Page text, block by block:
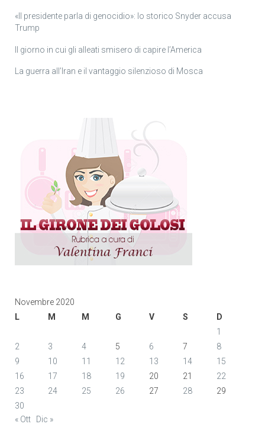
«Il presidente parla di genocidio»: lo storico Snyder accusa
Trump
Il giorno in cui gli alleati smisero di capire l’America
La guerra all’Iran e il vantaggio silenzioso di Mosca
Novembre 2020
L
M M G V S
D
1
2
3 4 5 6 7
8
9
10 11 12 13 14
15
16
17 18 19 20 21
22
23
24 25 26 27 28
29
30
« Ott
Dic »